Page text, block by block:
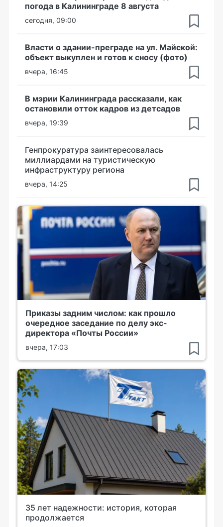
погода в Калининграде 8 августа
сегодня, 09:00
Власти о здании-преграде на ул. Майской:
объект выкуплен и готов к сносу (фото)
вчера, 16:45
В мэрии Калининграда рассказали, как
остановили отток кадров из детсадов
вчера, 19:39
Генпрокуратура заинтересовалась
миллиардами на туристическую
инфраструктуру региона
вчера, 14:25
Приказы задним числом: как прошло
очередное заседание по делу экс-
директора «Почты России»
вчера, 17:03
35 лет надежности: история, которая
продолжается